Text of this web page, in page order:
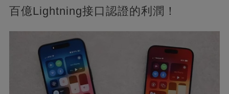
百億Lightning接口認證的利潤！